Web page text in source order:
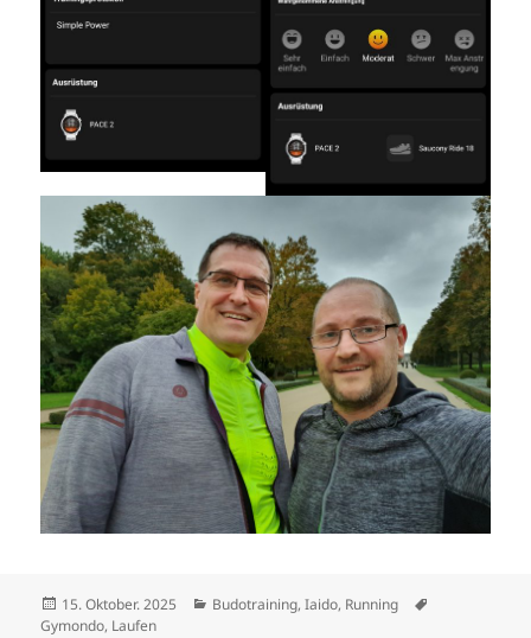
Veröffentlicht
am
15. Oktober. 2025 Kategorien
Budotraining,Iaido, Running
Gymondo, Laufen